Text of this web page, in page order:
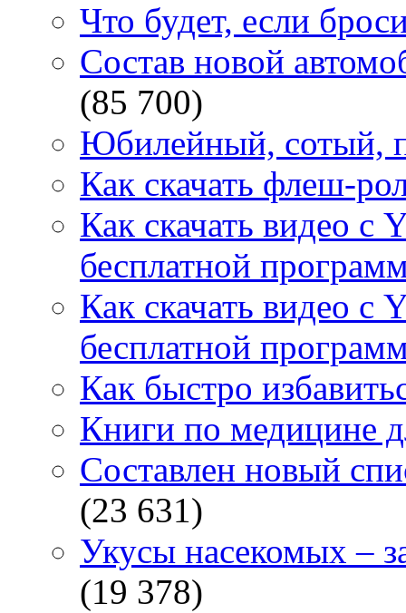
Что будет, если
Состав новой
(85 700)
Юбилейный, сотый,
Как скачать флеш-
Как скачать видео с
бесплатной
Как скачать видео с
бесплатной
Как быстро
Книги по медицине
Составлен новый
(23 631)
Укусы насекомых –
(19 378)